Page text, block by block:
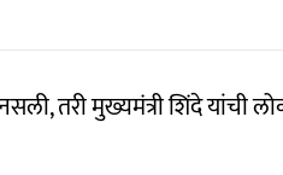
तरी मुख्यमंत्री शिंदे यांची